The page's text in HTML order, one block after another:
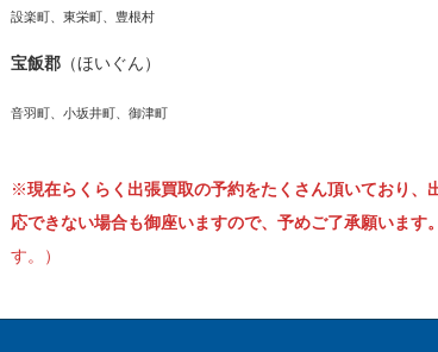
設楽町、東栄町、豊根村
宝飯郡 （ほいぐん）
音羽町、小坂井町、御津町
※現在らくらく出張買取の予約をたくさん頂いており
応できない場合も御座いますので、予めご了承願います
す。）